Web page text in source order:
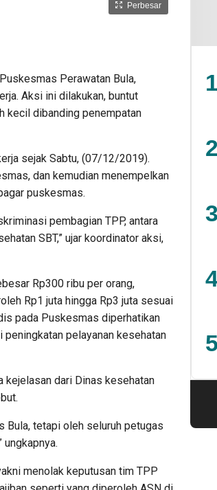
Perbesar
Perawatan Bula,
Aksi ini dilakukan, buntut
kecil dibanding penempatan
sejak Sabtu, (07/12/2019).
dan kemudian menempelkan
puskesmas.
pembagian TPP, antara
SBT,” ujar koordinator aksi,
Rp300 ribu per orang,
Rp1 juta hingga Rp3 juta sesuai
pada Puskesmas diperhatikan
peningkatan pelayanan kesehatan
kejelasan dari Dinas kesehatan
Bula, tetapi oleh seluruh petugas
menolak keputusan tim TPP
1
2
3
4
5